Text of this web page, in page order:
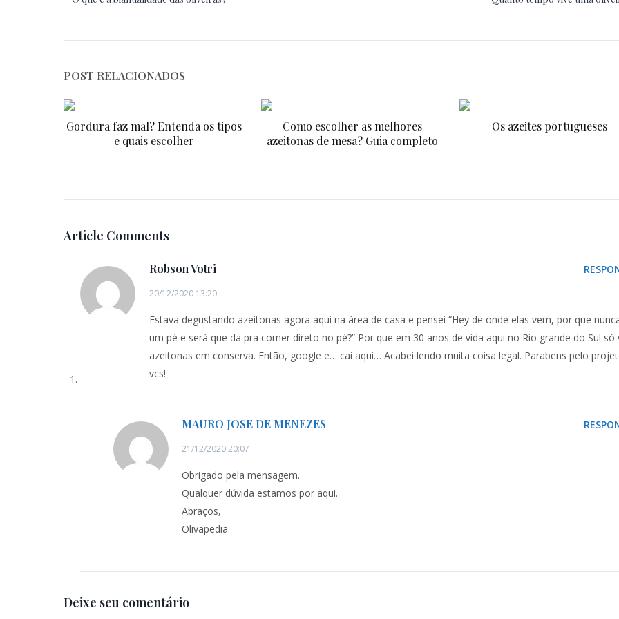
POST RELACIONADOS
Gordura faz mal? Entenda os tipos
e quais escolher
Como escolher as melhores
azeitonas de mesa? Guia completo
Os azeites portugueses
Article Comments
Robson Votri
20/12/2020 13:20
Estava degustando azeitonas agora aqui na área de casa e pensei “Hey de onde elas vem, por que
um pé e será que da pra comer direto no pé?” Por que em 30 anos de vida aqui no Rio grande do Sul só
azeitonas em conserva. Então, google e… cai aqui… Acabei lendo muita coisa legal. Parabens pelo
vcs!
MAURO JOSE DE MENEZES
21/12/2020 20:07
Obrigado pela mensagem.
Qualquer dúvida estamos por aqui.
Abraços,
Olivapedia.
Deixe seu comentário